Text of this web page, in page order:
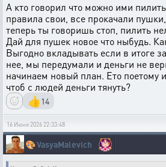
А кто говорил что можно ими
правила свои, все прокачали
теперь ты говоришь стоп, пилить
Дай для пушек новое что ныбудь.
Выгодно вкладывать если в итоге
нее, мы передумали и деньги не
начинаем новый план. Ето поетому
чтоб с людей деньги тянуть?
👍14
16 Июня 2026 22:33:48
🎨VasyaMalevich